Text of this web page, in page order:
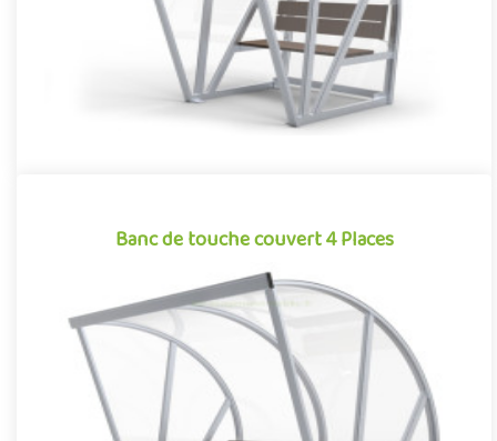
Banc de touche couvert 4 Places
Banc de touche couvert 4 Places
Banc de touche monobloc surmonté d’un toit en auvent, cet abri
de 4 places, a été conçu et optimisé pour offrir aux équipes u..
Offre partenaire